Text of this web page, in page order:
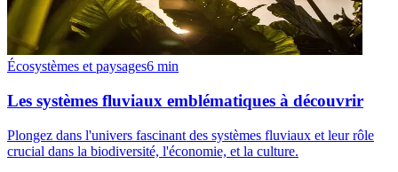
Écosystèmes et paysages6 min
Les systèmes fluviaux emblématiques à découvrir
Plongez dans l'univers fascinant des systèmes fluviaux et leur rôle
crucial dans la biodiversité, l'économie, et la culture.